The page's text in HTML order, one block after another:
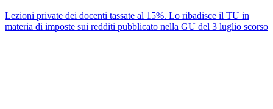
Lezioni private dei docenti tassate al 15%. Lo ribadisce il TU in
materia di imposte sui redditi pubblicato nella GU del 3 luglio scorso